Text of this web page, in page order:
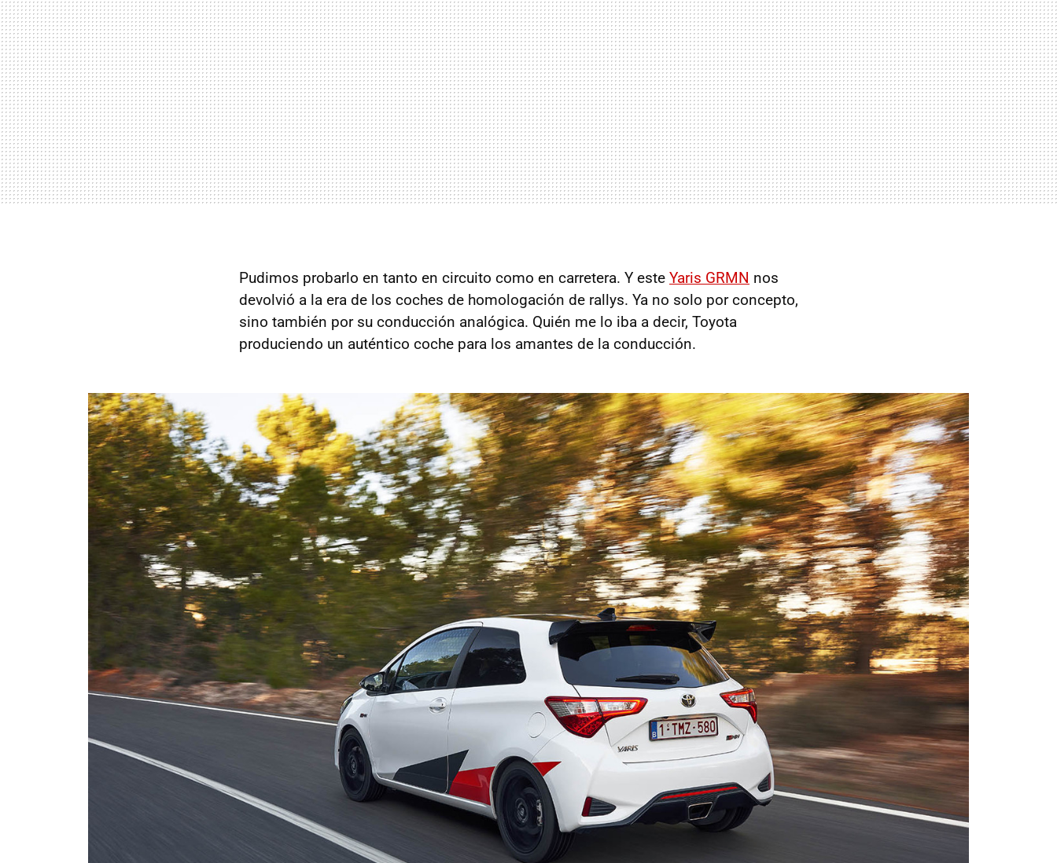
Pudimos probarlo en tanto en circuito como en carretera. Y este Yaris GRMN nos
devolvió a la era de los coches de homologación de rallys. Ya no solo por concepto,
sino también por su conducción analógica. Quién me lo iba a decir, Toyota
produciendo un auténtico coche para los amantes de la conducción.